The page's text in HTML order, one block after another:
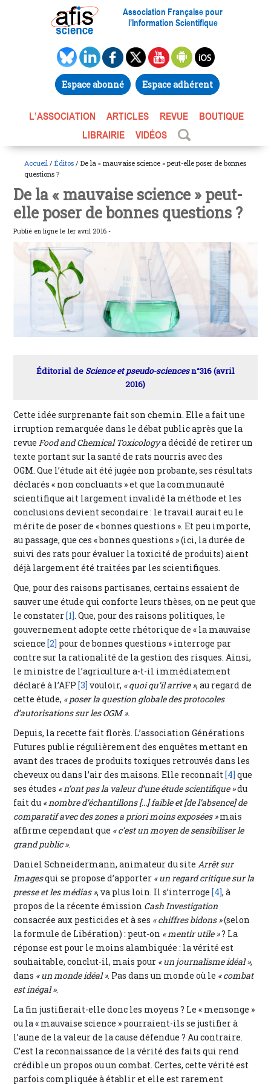
Association Française pour
l’Information Scientifique
Espace abonné Espace adhérent
L’ASSOCIATION ARTICLES REVUE
BOUTIQUE
LIBRAIRIE
VIDÉOS
Accueil / Éditos / De la « mauvaise science » peut-elle poser de bonnes
questions ?
De la « mauvaise science » peut-
elle poser de bonnes questions ?
Publié en ligne le 1er avril 2016 -
Éditorial de Science et pseudo-sciencesn°316 (avril
2016)
Cette idée surprenante fait son chemin. Elle a fait une
irruption remarquée dans le débat public après que la
revueFood and Chemical Toxicologya décidé de retirer un
texte portant sur la santé de rats nourris avec des
OGM. Que l’étude ait été jugée non probante, ses résultats
déclarés « non concluants » et que la communauté
scientifique ait largement invalidé la méthode et les
conclusions devient secondaire : le travail aurait eu le
mérite de poser de « bonnes questions ». Et peu importe,
au passage, que ces « bonnes questions » (ici, la durée de
suivi des rats pour évaluer la toxicité de produits) aient
déjà largement été traitées par les scientifiques.
Que, pour des raisons partisanes, certains essaient de
sauver une étude qui conforte leurs thèses, on ne peut que
le constater[1]. Que, pour des raisons politiques, le
gouvernement adopte cette rhétorique de « la mauvaise
science[2] pour de bonnes questions » interroge par
contre sur la rationalité de la gestion des risques. Ainsi,
le ministre de l’agriculture a-t-il immédiatement
déclaré à l’AFP[3] vouloir, « quoi qu’il arrive », au regard de
cette étude, « poser la question globale des protocoles
d’autorisations sur les OGM ».
Depuis, la recette fait florès. L’association Générations
Futures publie régulièrement des enquêtes mettant en
avant des traces de produits toxiques retrouvés dans les
cheveux ou dans l’air des maisons. Elle reconnaît[4] que
ses études « n’ont pas la valeur d’une étude scientifique »du
fait du « nombre d’échantillons [...] faible et [de l’absence] de
comparatif avec des zones a priori moins exposées »mais
affirme cependant que « c’est un moyen de sensibiliser le
grand public ».
Daniel Schneidermann, animateur du siteArrêt sur
Imagesqui se propose d’apporter « un regard critique sur la
presse et les médias », va plus loin. Il s’interroge[4], à
propos de la récente émission Cash Investigation
consacrée aux pesticides et à ses « chiffres bidons »(selon
la formule de Libération) : peut-on « mentir utile »? La
réponse est pour le moins alambiquée : la vérité est
souhaitable, conclut-il, mais pour « un journalisme idéal »,
dans « un monde idéal ». Pas dans un monde où le « combat
est inégal ».
La fin justifierait-elle donc les moyens ? Le « mensonge »
ou la « mauvaise science » pourraient-ils se justifier à
l’aune de la valeur de la cause défendue ? Au contraire.
C’est la reconnaissance de la vérité des faits qui rend
crédible un propos ou un combat. Certes, cette vérité est
parfois compliquée à établir et elle est rarement